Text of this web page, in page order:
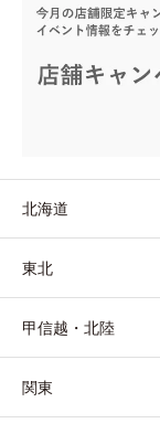
北海道
東北
甲信越・北陸
関東